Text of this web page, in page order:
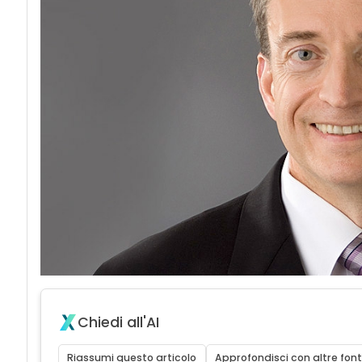
Chiedi all'AI
Riassumi questo articolo Approfondisci con altre